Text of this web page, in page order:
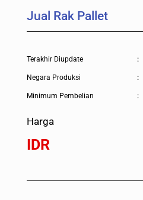
Jual Rak Pallet
Terakhir Diupdate
Negara Produksi
Minimum Pembelian
Harga
IDR
:
:
: